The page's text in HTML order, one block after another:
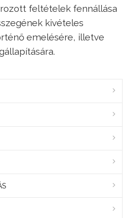
feltételek fennállása
kivételes
emelésére, illetve